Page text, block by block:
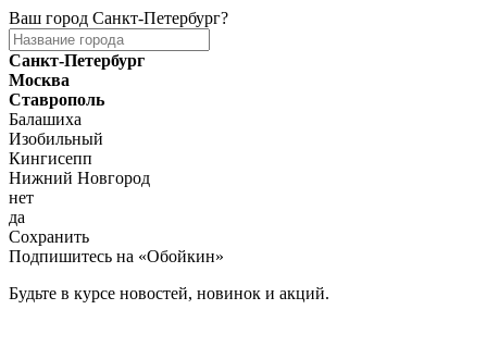
Ваш город Санкт-Петербург?
Санкт-Петербург
Москва
Ставрополь
Балашиха
Изобильный
Кингисепп
Нижний Новгород
нет
да
Сохранить
Подпишитесь на «Обойкин»
Будьте в курсе новостей, новинок и акций.